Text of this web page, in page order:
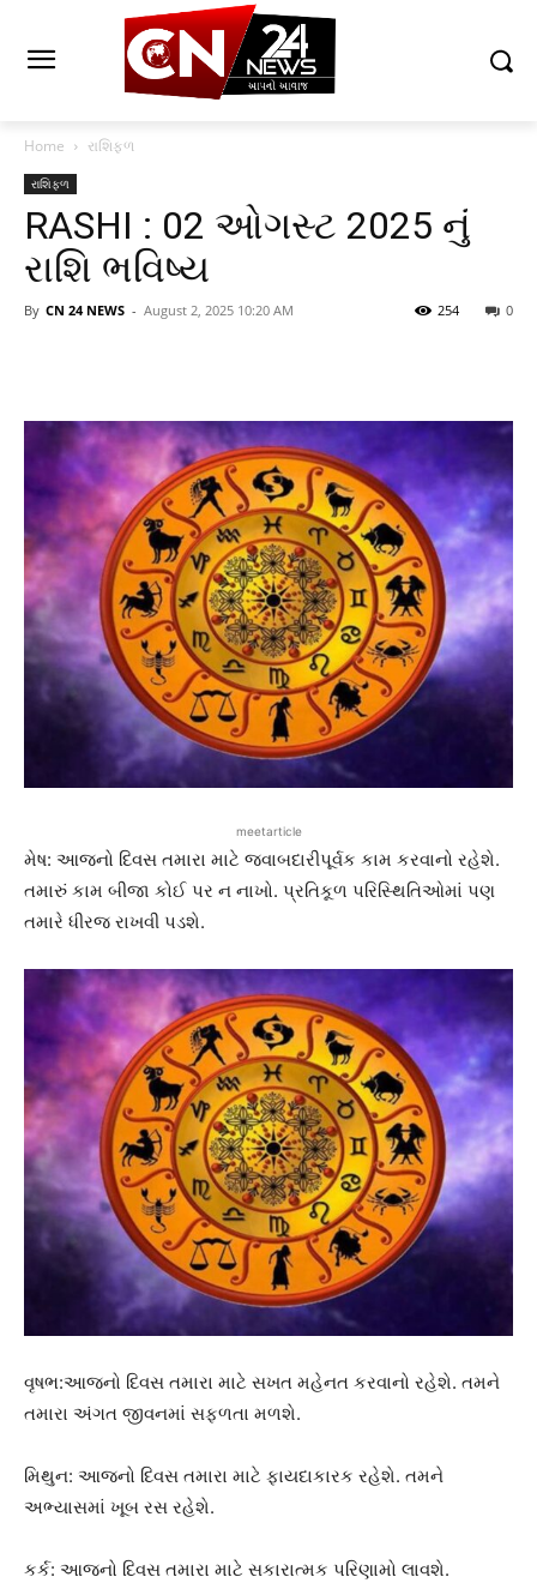
Home રાશિફળ
રાશિફળ
RASHI : 02 ઓગસ્ટ 2025 નું
રાશિ ભવિષ્ય
By CN 24 NEWS - August 2, 2025 10:20 AM 0
254
meetarticle
મેષ: આજનો દિવસ તમારા માટે જવાબદારીપૂર્વક કામ કરવાનો રહેશે.
તમારું કામ બીજા કોઈ પર ન નાખો. પ્રતિકૂળ પરિસ્થિતિઓમાં પણ
તમારે ધીરજ રાખવી પડશે.
વૃષભ:આજનો દિવસ તમારા માટે સખત મહેનત કરવાનો રહેશે. તમને
તમારા અંગત જીવનમાં સફળતા મળશે.
મિથુન: આજનો દિવસ તમારા માટે ફાયદાકારક રહેશે. તમને
અભ્યાસમાં ખૂબ રસ રહેશે.
કર્ક: આજનો દિવસ તમારા માટે સકારાત્મક પરિણામો લાવશે.